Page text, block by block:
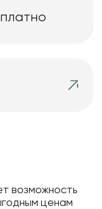
возможность
ценам